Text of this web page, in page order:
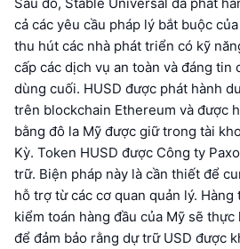
cả các yêu cầu pháp lý bắt buộc
thu hút các nhà phát triển có kỹ
cấp các dịch vụ an toàn và đáng tin
dùng cuối. HUSD được phát hành
trên blockchain Ethereum và được
bằng đô la Mỹ được giữ trong tài
Kỳ. Token HUSD được Công ty
trữ. Biện pháp này là cần thiết để
hỗ trợ từ các cơ quan quản lý.
kiểm toán hàng đầu của Mỹ sẽ
để đảm bảo rằng dự trữ USD được